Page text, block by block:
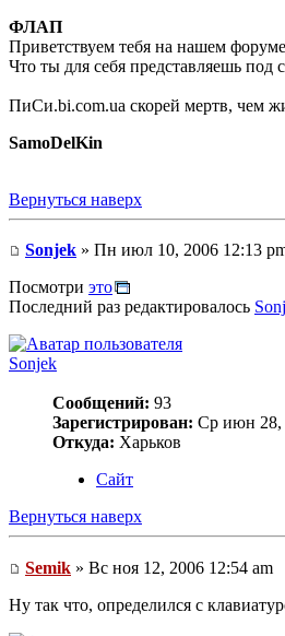
ФЛАП
Приветствуем тебя на нашем
Что ты для себя представляешь
ПиСи.bi.com.ua скорей мертв, чем
SamoDelKin
Вернуться наверх
Sonjek » Пн июл 10, 2006 12:13
Посмотри это
Последний раз редактировалось
Sonjek
Сообщений: 93
Зарегистрирован: Ср июн 28,
Откуда: Харьков
Сайт
Вернуться наверх
Semik » Вс ноя 12, 2006 12:54 am
Ну так что, определился с